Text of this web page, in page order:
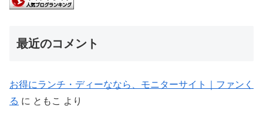
最近のコメント
お得にランチ・ディーななら、モニターサイト｜ファンく
る に ともこ より